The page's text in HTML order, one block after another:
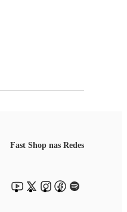
Fast Shop nas Redes